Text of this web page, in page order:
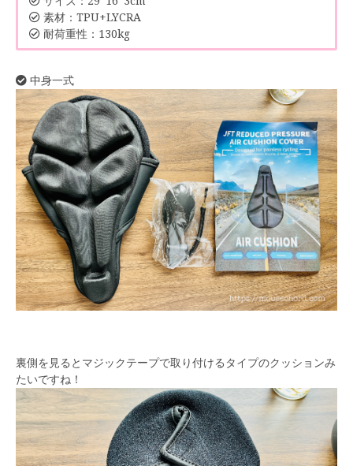
素材：TPU+LYCRA
耐荷重性：130kg
中身一式
裏側を見るとマジックテープで取り付けるタイプのクッションみ
たいですね！